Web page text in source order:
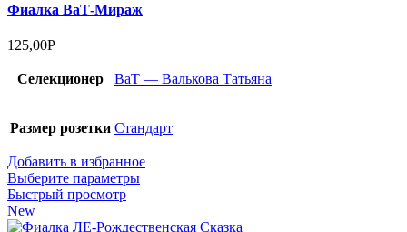
Фиалка ВаТ-Мираж
125,00Р
Селекционер ВаТ — Валькова Татьяна
Размер розетки Стандарт
Добавить в избранное
Выберите параметры
Быстрый просмотр
New